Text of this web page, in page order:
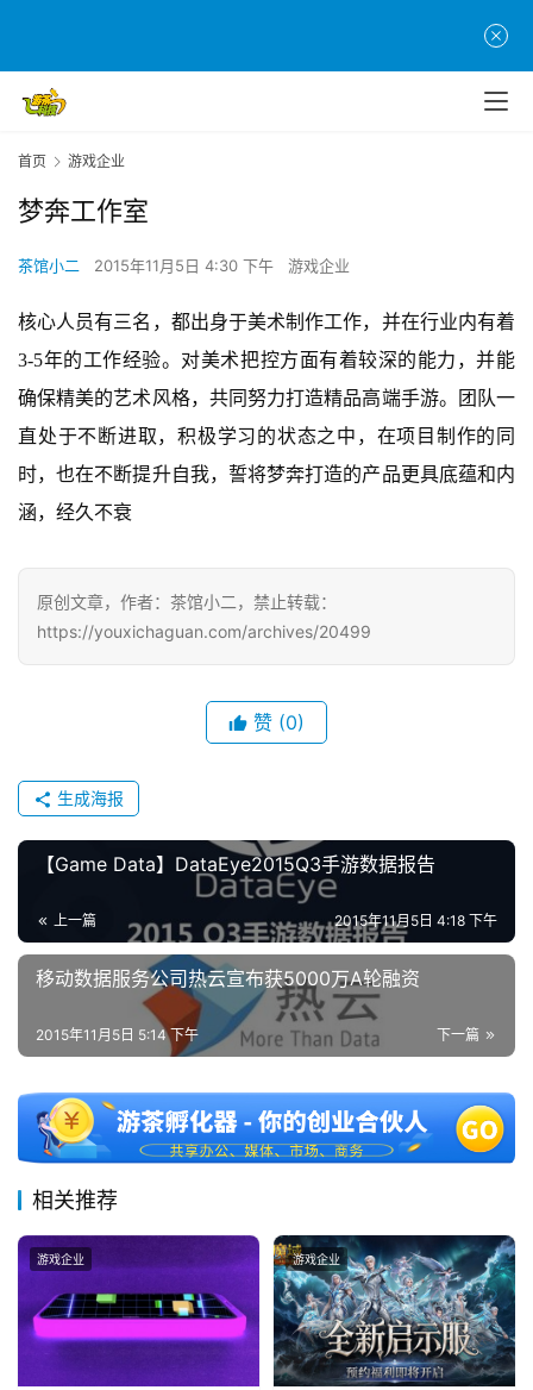
首
页
游
茶
原
创
游
界
手
机
游
单
闲
0
第
三
届
奖
7
月
首页 游戏企业
梦奔工作室
茶馆小二 2015年11月5日 4:30 下午 游戏企业
核心人员有三名，都出身于美术制作工作，并在行业内有着
3-5年的工作经验。对美术把控方面有着较深的能力，并能
确保精美的艺术风格，共同努力打造精品高端手游。团队一
直处于不断进取，积极学习的状态之中，在项目制作的同
时，也在不断提升自我，誓将梦奔打造的产品更具底蕴和内
涵，经久不衰
原创文章，作者：茶馆小二，禁止转载：
https://youxichaguan.com/archives/20499
赞 (0)
生成海报
【Game Data】DataEye2015Q3手游数据报告
上一篇 2015年11月5日 4:18 下午
移动数据服务公司热云宣布获5000万A轮融资
下一篇
2015年11月5日 5:14 下午
相关推荐
游戏企业 游戏企业